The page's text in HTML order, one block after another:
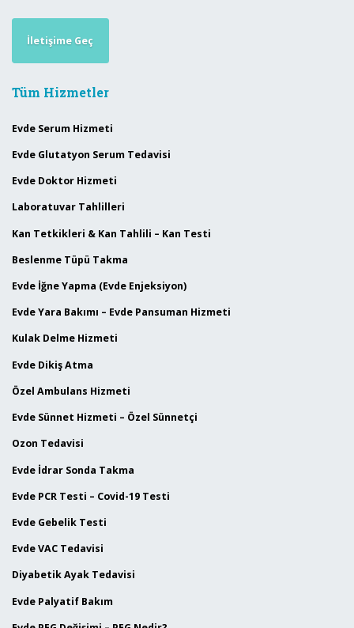
İletişime Geç
Tüm Hizmetler
Evde Serum Hizmeti
Evde Glutatyon Serum Tedavisi
Evde Doktor Hizmeti
Laboratuvar Tahlilleri
Kan Tetkikleri & Kan Tahlili – Kan Testi
Beslenme Tüpü Takma
Evde İğne Yapma (Evde Enjeksiyon)
Evde Yara Bakımı – Evde Pansuman Hizmeti
Kulak Delme Hizmeti
Evde Dikiş Atma
Özel Ambulans Hizmeti
Evde Sünnet Hizmeti – Özel Sünnetçi
Ozon Tedavisi
Evde İdrar Sonda Takma
Evde PCR Testi – Covid-19 Testi
Evde Gebelik Testi
Evde VAC Tedavisi
Diyabetik Ayak Tedavisi
Evde Palyatif Bakım